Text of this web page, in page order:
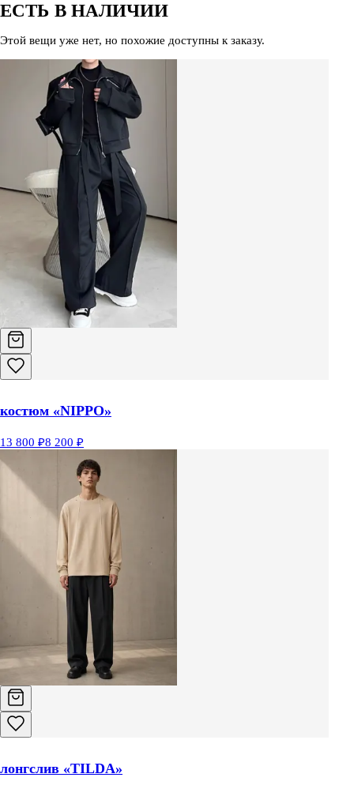
ЕСТЬ В НАЛИЧИИ
Этой вещи уже нет, но похожие доступны к заказу.
костюм «NIPPO»
13 800 ₽8 200 ₽
лонгслив «TILDA»